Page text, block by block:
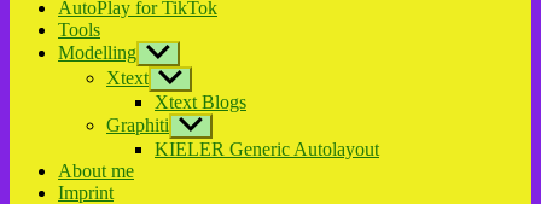
AutoPlay for TikTok
Tools
Modelling Show
sub
menu
Xtext Show
sub
menu
Xtext Blogs
Graphiti Show
sub
menu
KIELER Generic Autolayout
About me
Imprint